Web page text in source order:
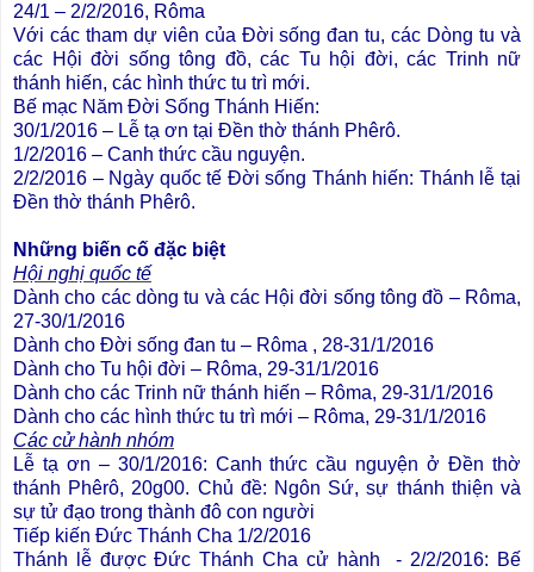
24/1 – 2/2/2016, Rôma
Với các tham dự viên của Đời sống đan tu, các Dòng tu và
các Hội đời sống tông đồ, các Tu hội đời, các Trinh nữ
thánh hiến, các hình thức tu trì mới.
Bế mạc Năm Đời Sống Thánh Hiến:
30/1/2016 – Lễ tạ ơn tại Đền thờ thánh Phêrô.
1/2/2016 – Canh thức cầu nguyện.
2/2/2016 – Ngày quốc tế Đời sống Thánh hiến: Thánh lễ tại
Đền thờ thánh Phêrô.
Những biến cố đặc biệt
Hội nghị quốc tế
Dành cho các dòng tu và các Hội đời sống tông đồ – Rôma,
27-30/1/2016
Dành cho Đời sống đan tu – Rôma , 28-31/1/2016
Dành cho Tu hội đời – Rôma, 29-31/1/2016
Dành cho các Trinh nữ thánh hiến – Rôma, 29-31/1/2016
Dành cho các hình thức tu trì mới – Rôma, 29-31/1/2016
Các cử hành nhóm
Lễ tạ ơn – 30/1/2016: Canh thức cầu nguyện ở Đền thờ
thánh Phêrô, 20g00. Chủ đề: Ngôn Sứ, sự thánh thiện và
sự tử đạo trong thành đô con người
Tiếp kiến Đức Thánh Cha 1/2/2016
Thánh lễ được Đức Thánh Cha cử hành - 2/2/2016: Bế